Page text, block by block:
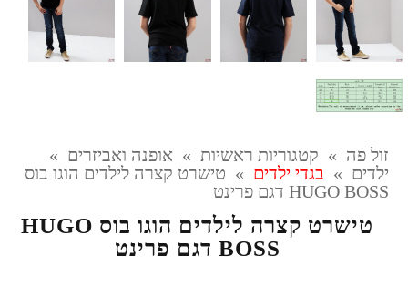
זול פה » קטגוריות ראשיות » אופנה ואביזרים »
ילדים » בגדי ילדים » טישרט קצרה לילדים הוגו בוס
HUGO BOSS דגם פרינט
טישרט קצרה לילדים הוגו בוס HUGO
BOSS דגם פרינט